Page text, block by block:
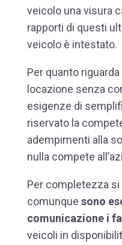
veicolo una visura
rapporti di questi
veicolo è intestato.
Per quanto
locazione senza
esigenze di
riservato la
adempimenti alla
nulla compete
Per completezza
comunque sono
comunicazione i
veicoli in